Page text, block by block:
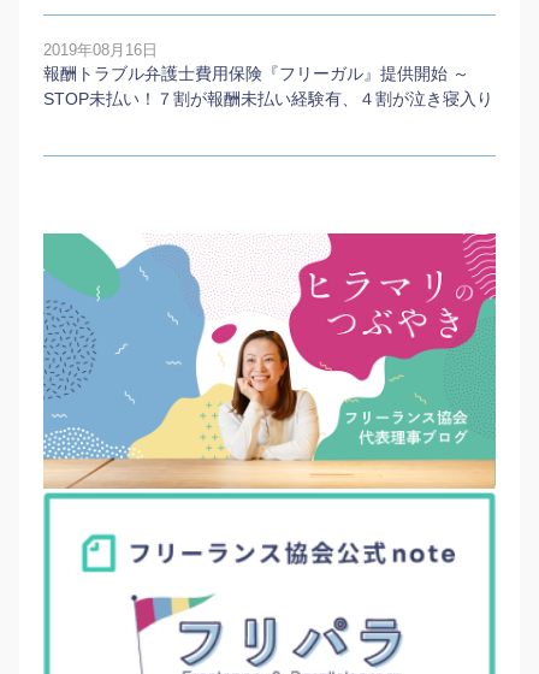
2019年08月16日
報酬トラブル弁護士費用保険『フリーガル』提供開始 ～
STOP未払い！７割が報酬未払い経験有、４割が泣き寝入り